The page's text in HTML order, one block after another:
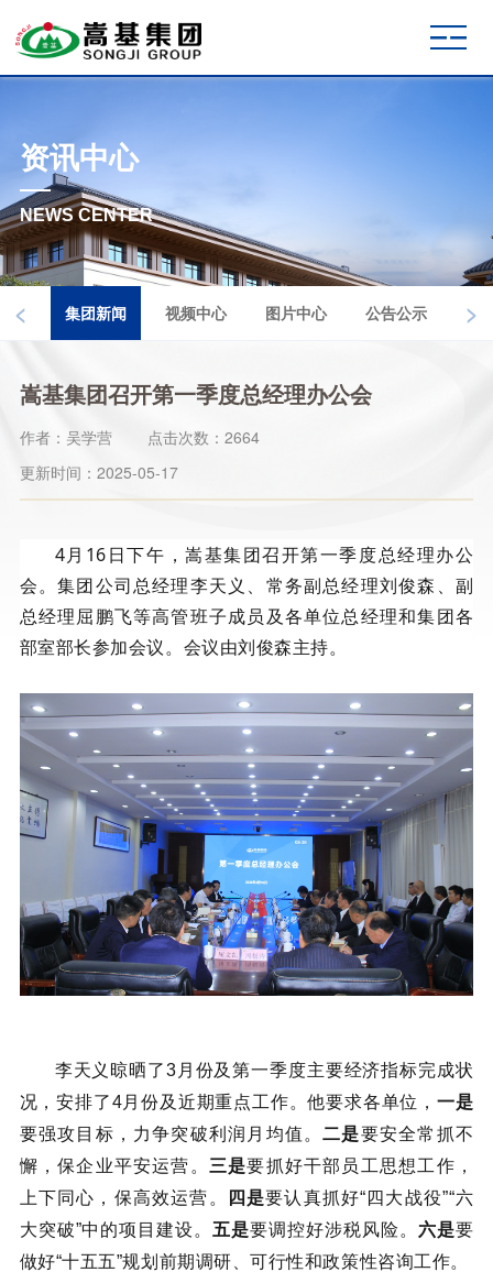
资讯中心
NEWS CENTER
集团新闻 视频中心 图片中心 公告公示
< >
嵩基集团召开第一季度总经理办公会
作者：吴学营
点击次数：2664
更新时间：2025-05-17
4月16日下午，嵩基集团召开第一季度总经理办公
会。集团公司总经理李天义、常务副总经理刘俊森、副
总经理屈鹏飞等高管班子成员及各单位总经理和集团各
部室部长参加会议。会议由刘俊森主持。
李天义晾晒了3月份及第一季度主要经济指标完成状
况，安排了4月份及近期重点工作。他要求各单位， 一是
要强攻目标，力争突破利润月均值。二是要安全常抓不
懈，保企业平安运营。 三是要抓好干部员工思想工作，
上下同心，保高效运营。
四是要认真抓好“四大战役”“六
大突破”中的项目建设。 五是要调控好涉税风险。 六是要
做好“十五五”规划前期调研、可行性和政策性咨询工作。